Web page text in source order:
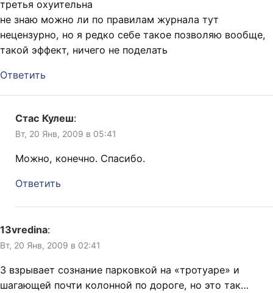
третья охуительна
не знаю можно ли по правилам журнала тут
нецензурно, но я редко себе такое позволяю вообще,
такой эффект, ничего не поделать
Ответить
Стас Кулеш:
Вт, 20 Янв, 2009 в 05:41
Можно, конечно. Спасибо.
Ответить
13vredina:
Вт, 20 Янв, 2009 в 02:41
3 взрывает сознание парковкой на «тротуаре» и
шагающей почти колонной по дороге, но это так…